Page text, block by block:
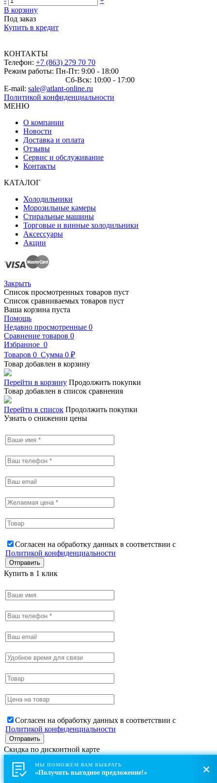
В корзину
Под заказ
Купить в кредит
КОНТАКТЫ
Телефон: +7 (863) 279 70 70
Режим работы: Пн-Пт: 9:00 - 18:00
Сб-Вск: 10:00 - 17:00
E-mail: sale@atlant-online.ru
Политикой конфиденциальности
МЕНЮ
О компании
Новости
Доставка и оплата
Отзывы
Сервис и обслуживание
Контакты
КАТАЛОГ
Холодильники
Морозильные камеры
Стиральные машины
Торговые и винные холодильники
Аксессуары
Акции
Закрыть
Список просмотренных товаров пуст
Список сравниваемых товаров пуст
Ваша корзина пуста
Помощь
Недавно просмотренные 0
Сравнение товаров 0
Избранное 0
Товаров 0 Сумма 0 ₽
Товар добавлен в корзину
Перейти в корзину Продолжить покупки
Товар добавлен в список сравнения
Перейти в список Продолжить покупки
Узнать о снижении цены
Согласен на обработку данных в соответствии с
Политикой конфиденциальности
Купить в 1 клик
Согласен на обработку данных в соответствии с
Политикой конфиденциальности
Скидка по дисконтной карте
оформлении заказа.
Закрыть
МЫ ПОМОЖЕМ ВАМ ВЫБРАТЬ
«Получить выгодное предложение!»